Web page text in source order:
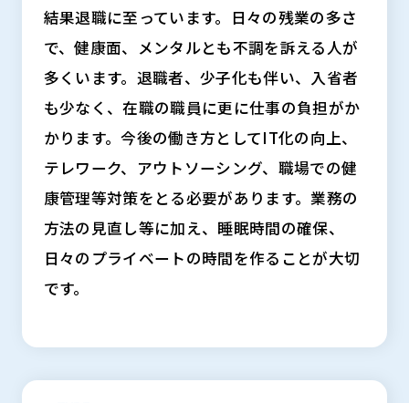
結果退職に至っています。日々の残業の多さ
で、健康面、メンタルとも不調を訴える人が
多くいます。退職者、少子化も伴い、入省者
も少なく、在職の職員に更に仕事の負担がか
かります。今後の働き方としてIT化の向上、
テレワーク、アウトソーシング、職場での健
康管理等対策をとる必要があります。業務の
方法の見直し等に加え、睡眠時間の確保、
日々のプライベートの時間を作ることが大切
です。